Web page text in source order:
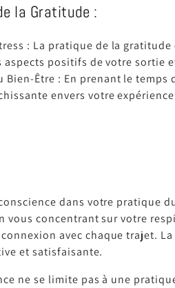
la Gratitude :
: La pratique de la
aspects positifs de votre sortie
Bien-Être : En prenant le
envers votre
dans votre pratique
vous concentrant sur votre
avec chaque trajet.
et satisfaisante.
ne se limite pas à une